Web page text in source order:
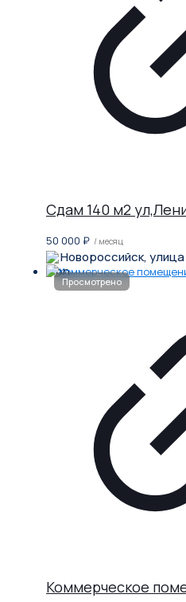
Сдам 140 м2
50 000 ₽ / месяц
Новороссийск,
Коммерческое